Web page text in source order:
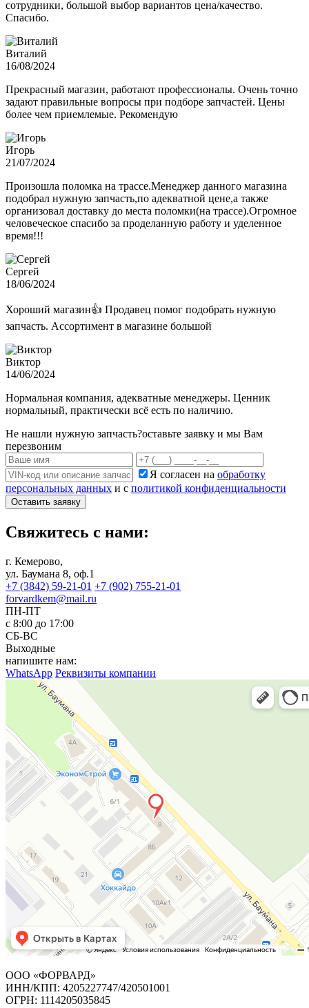
сотрудники, большой выбор вариантов цена/качество.
Спасибо.
Виталий
16/08/2024
Прекрасный магазин, работают профессионалы. Очень точно
задают правильные вопросы при подборе запчастей. Цены
более чем приемлемые. Рекомендую
Игорь
21/07/2024
Произошла поломка на трассе.Менеджер данного магазина
подобрал нужную запчасть,по адекватной цене,а также
организовал доставку до места поломки(на трассе).Огромное
человеческое спасибо за проделанную работу и уделенное
время!!!
Сергей
18/06/2024
Хороший магазин👍 Продавец помог подобрать нужную
запчасть. Ассортимент в магазине большой
Виктор
14/06/2024
Нормальная компания, адекватные менеджеры. Ценник
нормальный, практически всё есть по наличию.
Не нашли нужную запчасть?оставьте заявку и мы Вам
перезвоним
Я согласен на обработку
персональных данных и с политикой конфиденциальности
Оставить заявку
Свяжитесь с нами:
г. Кемерово,
ул. Баумана 8, оф.1
+7 (3842) 59-21-01 +7 (902) 755-21-01
forvardkem@mail.ru
ПН-ПТ
с 8:00 до 17:00
СБ-ВС
Выходные
напишите нам:
WhatsApp Реквизиты компании
ООО «ФОРВАРД»
ИНН/КПП: 4205227747/420501001
ОГРН: 1114205035845